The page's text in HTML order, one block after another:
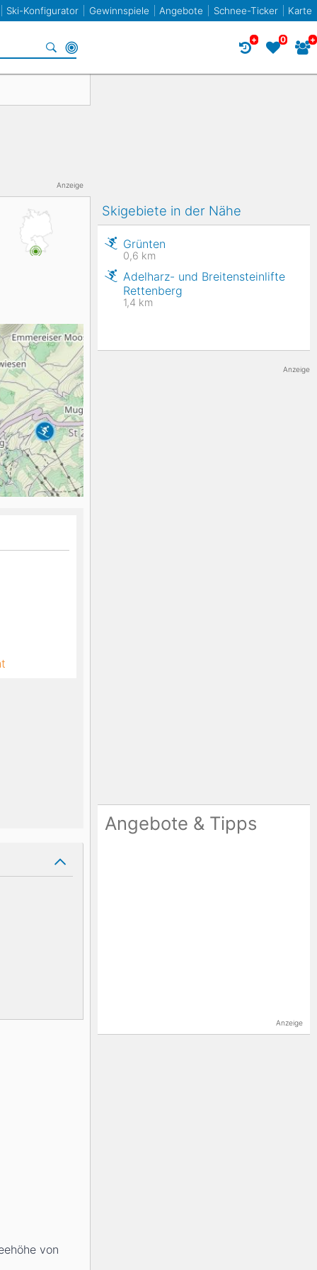
+ 0 +
von
Anzeige
Skigebiete in der Nähe
Grünten
0,6 km
Adelharz- und Breitensteinlifte
Rettenberg
1,4 km
Anzeige
Angebote & Tipps
Anzeige
Bulgarien
Liechtenstein
Georgien
K2
Black Diamond
Ski-Konfigurator Gewinnspiele Angebote Schnee-Ticker Karte